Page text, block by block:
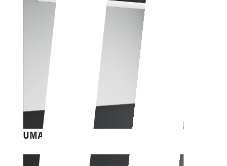
UMAGO EASY